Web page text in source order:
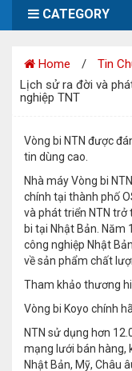
CATEGORY
Home
Tin
Lịch sử ra đời và
nghiệp TNT
Vòng bi NTN được
tin dùng cao.
Nhà máy Vòng bi
chính tại thành phố
và phát triển NTN trở
bi tại Nhật Bản. Năm
công nghiệp Nhật
về sản phẩm chất
Tham khảo thương
Vòng bi Koyo chính
NTN sử dụng hơn
mạng lưới bán hàng,
Nhật Bản, Mỹ, Châu